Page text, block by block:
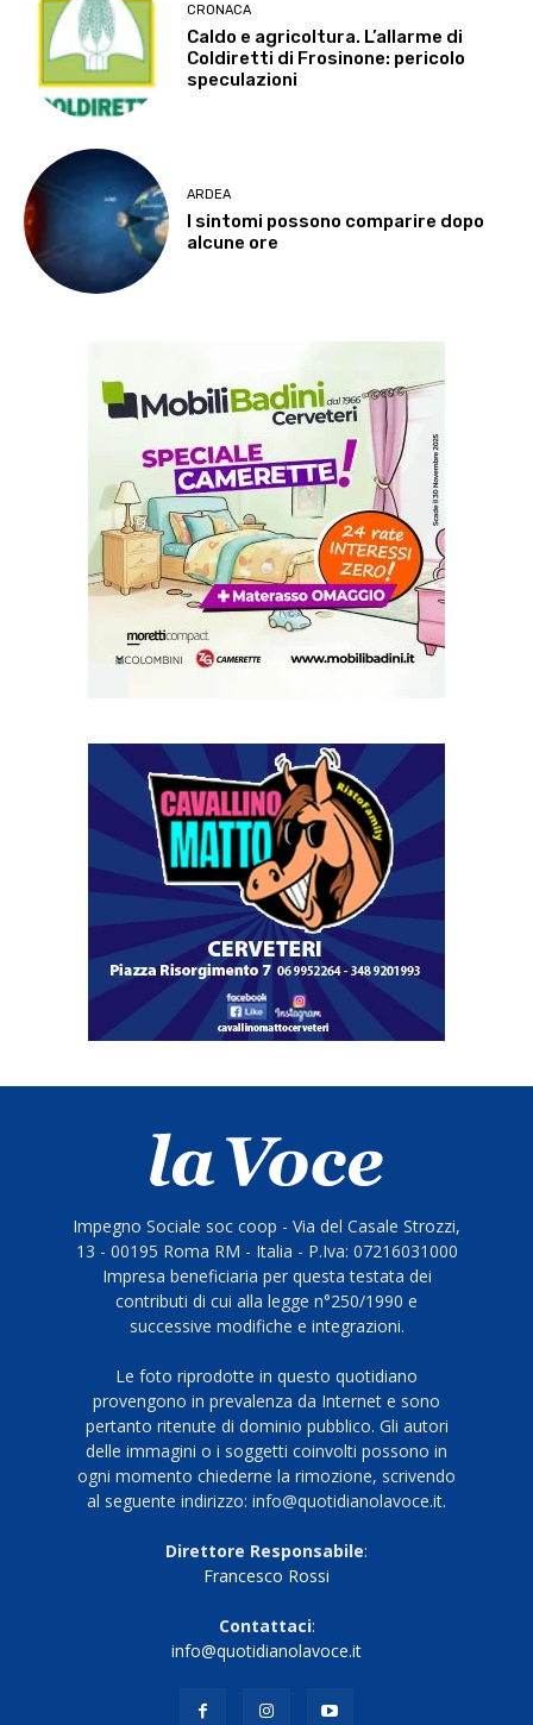
CRONACA
Caldo e agricoltura. L’allarme di
Coldiretti di Frosinone: pericolo
speculazioni
ARDEA
I sintomi possono comparire dopo
alcune ore
Impegno Sociale soc coop - Via del Casale Strozzi,
13 - 00195 Roma RM - Italia - P.Iva: 07216031000
Impresa beneficiaria per questa testata dei
contributi di cui alla legge n°250/1990 e
successive modifiche e integrazioni.
Le foto riprodotte in questo quotidiano
provengono in prevalenza da Internet e sono
pertanto ritenute di dominio pubblico. Gli autori
delle immagini o i soggetti coinvolti possono in
ogni momento chiederne la rimozione, scrivendo
al seguente indirizzo: info@quotidianolavoce.it.
Direttore Responsabile:
Francesco Rossi
Contattaci:
info@quotidianolavoce.it